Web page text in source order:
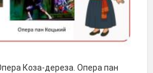
Коза-дереза. Опера пан